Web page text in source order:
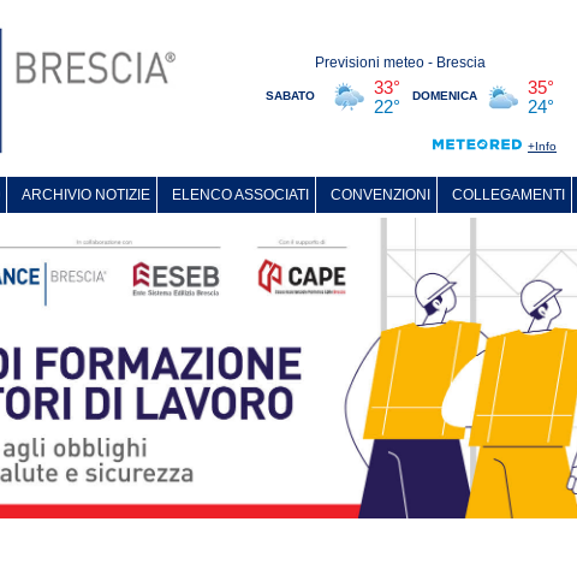
ARCHIVIO NOTIZIE ELENCO ASSOCIATI CONVENZIONI COLLEGAMENTI